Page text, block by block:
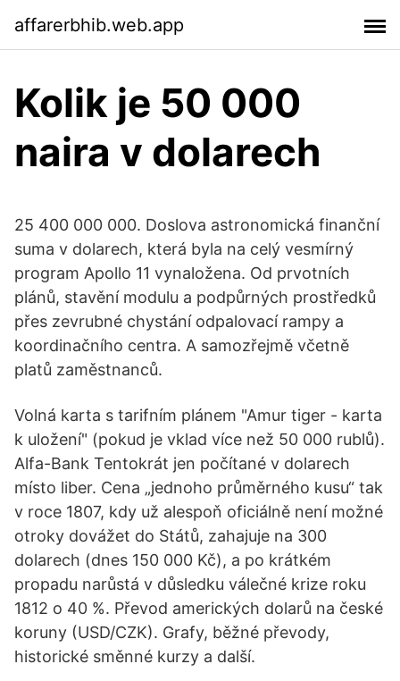
affarerbhib.web.app
Kolik je 50 000
naira v dolarech
25 400 000 000. Doslova astronomická finanční
suma v dolarech, která byla na celý vesmírný
program Apollo 11 vynaložena. Od prvotních
plánů, stavění modulu a podpůrných prostředků
přes zevrubné chystání odpalovací rampy a
koordinačního centra. A samozřejmě včetně
platů zaměstnanců.
Volná karta s tarifním plánem "Amur tiger - karta
k uložení" (pokud je vklad více než 50 000 rublů).
Alfa-Bank Tentokrát jen počítané v dolarech
místo liber. Cena „jednoho průměrného kusu“ tak
v roce 1807, kdy už alespoň oficiálně není možné
otroky dovážet do Států, zahajuje na 300
dolarech (dnes 150 000 Kč), a po krátkém
propadu narůstá v důsledku válečné krize roku
1812 o 40 %. Převod amerických dolarů na české
koruny (USD/CZK). Grafy, běžné převody,
historické směnné kurzy a další.